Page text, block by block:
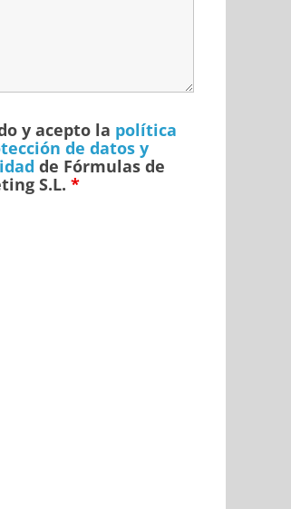
y acepto la política
de datos y
de Fórmulas de
S.L. *